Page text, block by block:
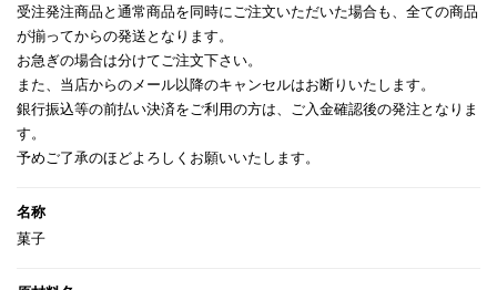
受注発注商品と通常商品を同時にご注文いただいた場合も、全ての商品
が揃ってからの発送となります。
お急ぎの場合は分けてご注文下さい。
また、当店からのメール以降のキャンセルはお断りいたします。
銀行振込等の前払い決済をご利用の方は、ご入金確認後の発注となりま
す。
予めご了承のほどよろしくお願いいたします。
菓子